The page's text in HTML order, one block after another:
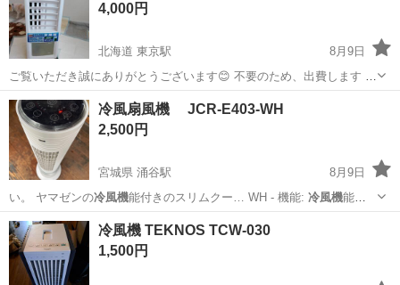
4,000円
北海道 東京駅
8月9日
ご覧いただき誠にありがとうございます😊 不要のため、出費します 中
古品ですので、ご理解の程、よろしくお願いします 値引き対象⋯本日
早期取引可能なお客様には、3,000円にて、お譲りいたします🙇
北海道 函館市 東京駅
冷風扇風機 JCR-E403-WH
2,500円
宮城県 涌谷駅
8月9日
い。 ヤマゼンの冷風機能付きのスリムクー… WH - 機能: 冷風機能、
風量調整、タイ…
宮城 遠田郡 涌谷駅
冷風機 TEKNOS TCW-030
1,500円